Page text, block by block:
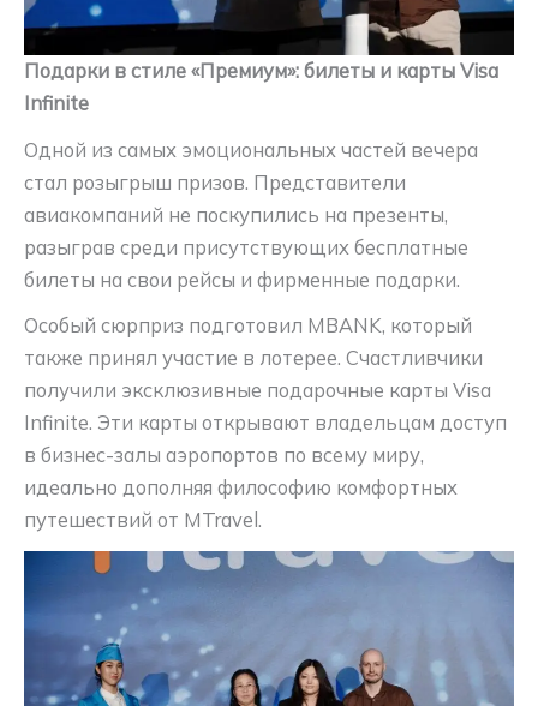
Подарки в стиле «Премиум»: билеты и карты Visa
Infinite
Одной из самых эмоциональных частей вечера
стал розыгрыш призов. Представители
авиакомпаний не поскупились на презенты,
разыграв среди присутствующих бесплатные
билеты на свои рейсы и фирменные подарки.
Особый сюрприз подготовил MBANK, который
также принял участие в лотерее. Счастливчики
получили эксклюзивные подарочные карты Visa
Infinite. Эти карты открывают владельцам доступ
в бизнес-залы аэропортов по всему миру,
идеально дополняя философию комфортных
путешествий от MTravel.